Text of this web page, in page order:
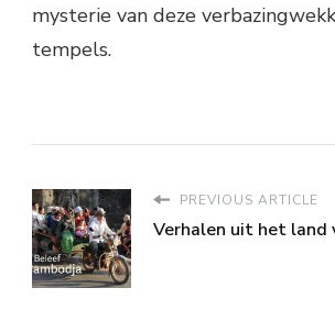
mysterie van deze
tempels.
PREVIOUS ARTICLE
Verhalen uit het land